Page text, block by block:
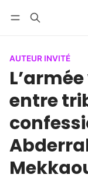
AUTEUR INVITÉ
entre